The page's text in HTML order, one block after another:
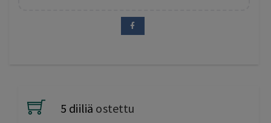
5 diiliä ostettu